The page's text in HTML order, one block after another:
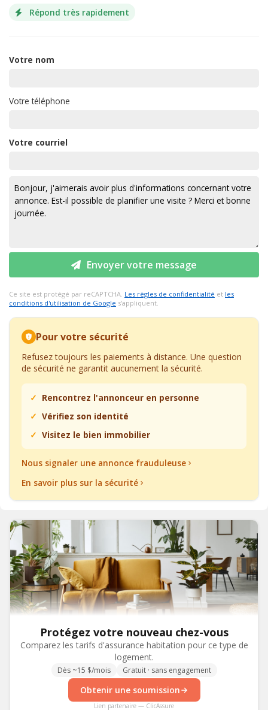
Répond très rapidement
Votre nom
Votre téléphone
Votre courriel
Envoyer votre message
Ce site est protégé par reCAPTCHA. Les règles de confidentialité et les
conditions d'utilisation de Google s'appliquent.
Pour votre sécurité
Refusez toujours les paiements à distance. Une question
de sécurité ne garantit aucunement la sécurité.
Rencontrez l'annonceur en personne
Vérifiez son identité
Visitez le bien immobilier
Nous signaler une annonce frauduleuse
En savoir plus sur la sécurité
Protégez votre nouveau chez-vous
Comparez les tarifs d'assurance habitation pour ce type de
logement.
Dès ~15 $/mois Gratuit · sans engagement
Obtenir une soumission
Lien partenaire — ClicAssure